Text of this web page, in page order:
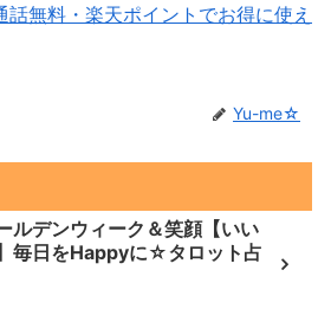
無料・楽天ポイントでお得に使え
Yu-me☆
ルデンウィーク＆笑顔【いい
毎日をHappyに☆タロット占